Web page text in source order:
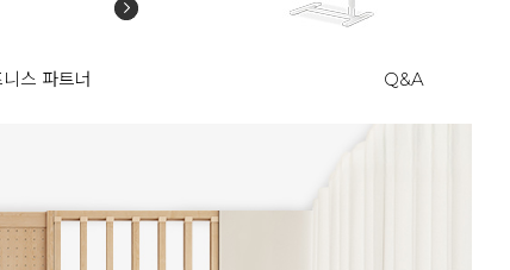
니스 파트너 Q&A